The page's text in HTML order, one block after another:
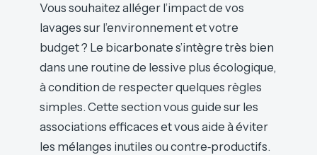
Vous souhaitez alléger l’impact de vos
lavages sur l’environnement et votre
budget ? Le bicarbonate s’intègre très bien
dans une routine de lessive plus écologique,
à condition de respecter quelques règles
simples. Cette section vous guide sur les
associations efficaces et vous aide à éviter
les mélanges inutiles ou contre‑productifs.